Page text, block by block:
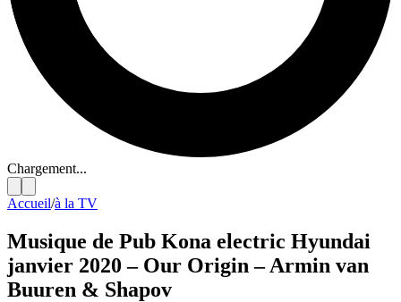
Chargement...
Accueil/à la TV
Musique de Pub Kona electric Hyundai
janvier 2020 – Our Origin – Armin van
Buuren & Shapov